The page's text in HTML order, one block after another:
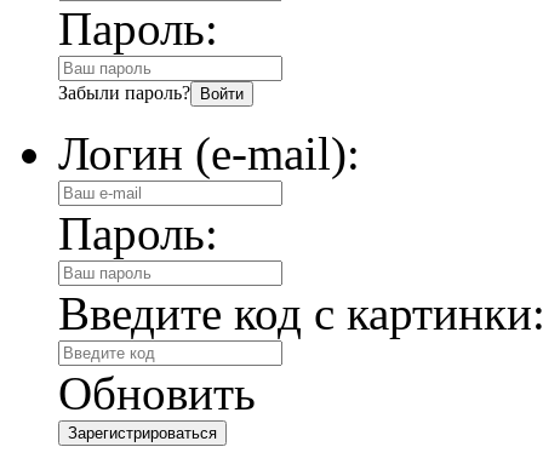
Пароль:
Забыли пароль?
Логин (e-mail):
Пароль:
Введите код с
Обновить